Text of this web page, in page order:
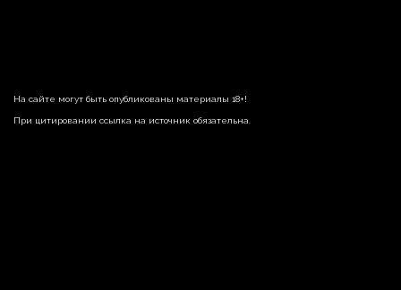
На сайте могут быть опубликованы материалы 18+!
При цитировании ссылка на источник обязательна.